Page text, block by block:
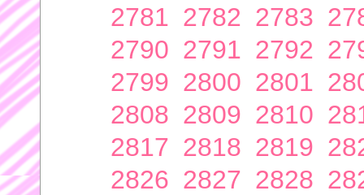
2781 2782 2783
2790 2791 2792
2799 2800 2801
2808 2809 2810
2817 2818 2819
2826 2827 2828